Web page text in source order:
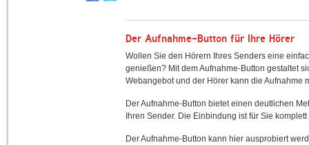
Der Aufnahme-Button für Ihre Hörer
Wollen Sie den Hörern Ihres Senders eine
genießen? Mit dem Aufnahme-Button gestaltet
Webangebot und der Hörer kann die Aufnahme
Der Aufnahme-Button bietet einen deutlichen
Ihren Sender. Die Einbindung ist für Sie
Der Aufnahme-Button kann hier ausprobiert